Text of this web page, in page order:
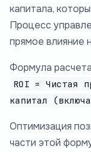
капитала,
Процесс
прямое влияние
Формула
ROI = Чистая
капитал
Оптимизация
части этой